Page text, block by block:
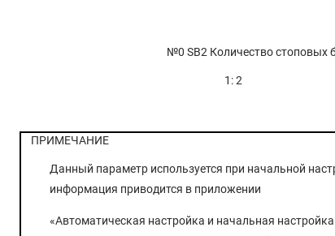
№0 SB2 Количество стоповых
1: 2
ПРИМЕЧАНИЕ
Данный параметр используется при начальной
информация приводится в приложении
«Автоматическая настройка и начальная